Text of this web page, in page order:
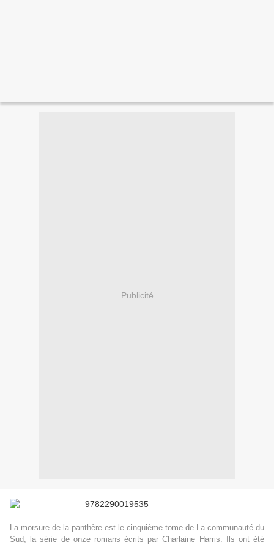
Publicité
La morsure de la panthère est le cinquième tome de La communauté du
Sud, la série de onze romans écrits par Charlaine Harris. Ils ont été